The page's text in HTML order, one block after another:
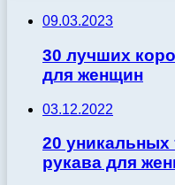
09.03.2023
30 лучших
для женщин
03.12.2022
20 уникальных
рукава для